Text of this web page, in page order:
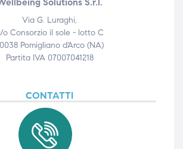
Solutions S.r.l.
Via G. Luraghi,
o Consorzio il sole - lotto C
Pomigliano d'Arco (NA)
Partita IVA 07007041218
CONTATTI